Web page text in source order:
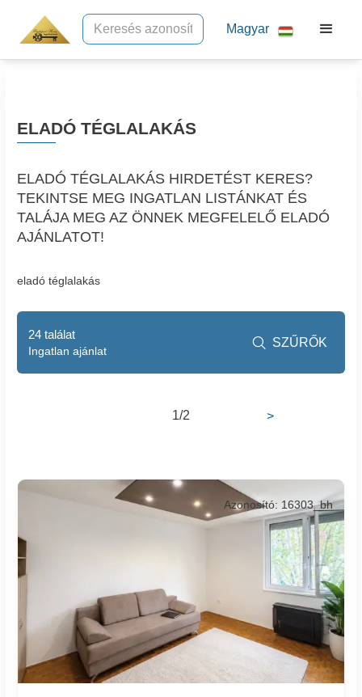
Magyar
ELADÓ TÉGLALAKÁS
ELADÓ TÉGLALAKÁS HIRDETÉST KERES?
TEKINTSE MEG INGATLAN LISTÁNKAT ÉS
TALÁJA MEG AZ ÖNNEK MEGFELELŐ ELADÓ
AJÁNLATOT!
eladó téglalakás
1/2 >
Azonosító: 16303_bh
24 találat
Ingatlan ajánlat
 SZŰRŐK